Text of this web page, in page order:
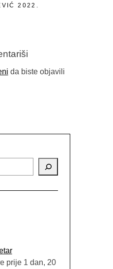
2022.
da biste objavili
prije 1 dan, 20